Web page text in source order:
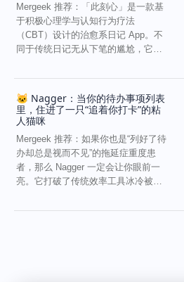
Mergeek 推荐：「此刻心」是一款基
于积极心理学与认知行为疗法
（CBT）设计的治愈系日记 App。不
同于传统日记无从下笔的尴尬，它通
🐱 Nagger：当你的待办事项列表
里，住进了一只“追着你打卡”的粘
人猫咪
Mergeek 推荐：如果你也是“列好了待
办却总是视而不见”的拖延症重度患
者，那么 Nagger 一定会让你眼前一
亮。它打破了传统效率工具冰冷被动